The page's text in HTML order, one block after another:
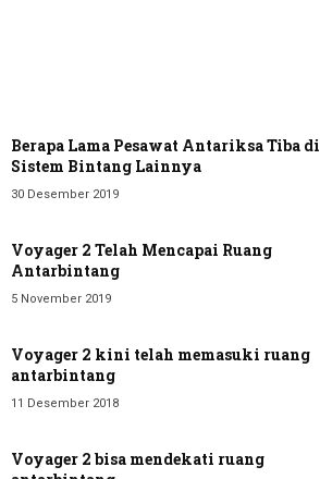
Berapa Lama Pesawat Antariksa Tiba di
Sistem Bintang Lainnya
30 Desember 2019
Voyager 2 Telah Mencapai Ruang
Antarbintang
5 November 2019
Voyager 2 kini telah memasuki ruang
antarbintang
11 Desember 2018
Voyager 2 bisa mendekati ruang